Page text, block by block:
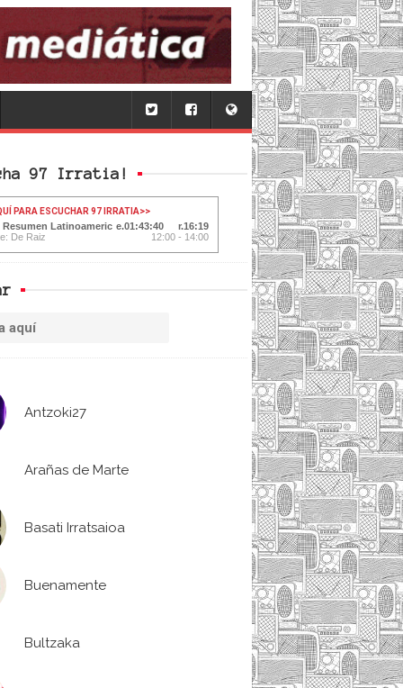
97 Irratia!
PARA ESCUCHAR 97 IRRATIA>>
Latinoamericano01:43:41
16:18
De Raiz
12:00 - 14:00
Antzoki27
Arañas de Marte
Basati Irratsaioa
Buenamente
Bultzaka